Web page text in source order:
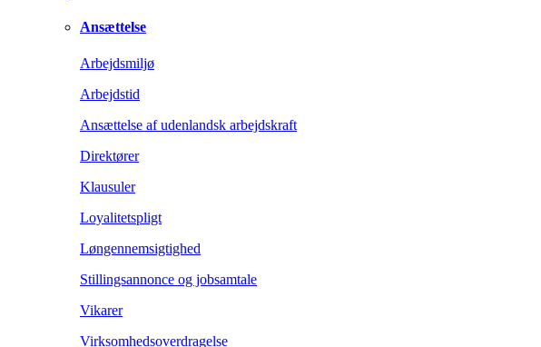
Ansættelse
Arbejdsmiljø
Arbejdstid
Ansættelse af udenlandsk arbejdskraft
Direktører
Klausuler
Loyalitetspligt
Løngennemsigtighed
Stillingsannonce og jobsamtale
Vikarer
Virksomhedsoverdragelse